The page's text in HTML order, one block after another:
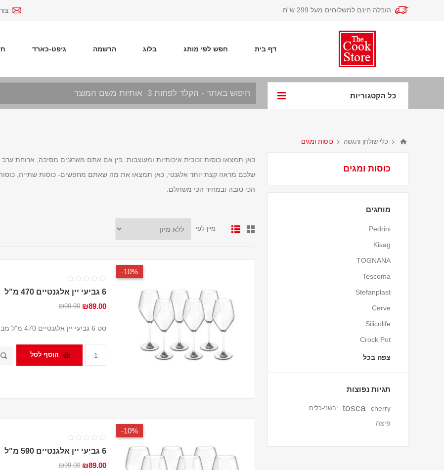
הובלה חינם למשלוחים מעל 299 ש"ח
דף בית חפש לפי מותג בלוג הרשמה גיפט-כארד
כל הקטגוריות
כלי שולחן והגשה כוסות ומגים
כאן תמצאו כוסות זכוכית איכותיות ומעוצבות. בין אם אתם מארגנים מסיבה, ארוחת
שלכם מראה קצת יותר אלגנטי, כאן תמצאו את מה שאתם מחפשים- כוסות שתייה, כוסות
הכי טובה ובמחיר הכי משתלם.
מיין לפי
10%-
6 גביעי יין אלגנטיים 470 מ"ל
₪89.00
₪99.00
סט 6 גביעי יין אלגנטיים 470 מ"ל מבית Tognana
הוסף לסל
10%-
6 גביעי יין אלגנטיים 590 מ"ל
₪89.00
₪99.00
כוסות ומגים
מותגים
Pedrini
Kisag
TOGNANA
Tescoma
Stefanplast
Cerve
Silicolife
Crock Pot
צפה בכל
תגיות נפוצות
cherry
tosca יבשני-כלים
פיצה